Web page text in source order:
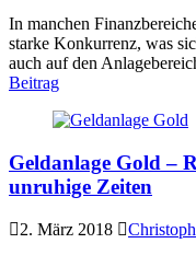
In manchen
starke Konkurrenz, was
auch auf den
Beitrag
Geldanlage Gold –
unruhige Zeiten
2. März 2018 Christoph